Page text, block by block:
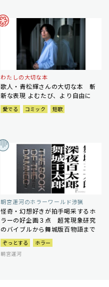
わたしの大切な本
歌人・青松輝さんの大切な本 斬
新な表現 よむたび、より自由に
愛でる コミック 短歌
朝宮運河のホラーワールド渉猟
怪奇・幻想好きが拍手喝采するホ
ラーの好企画３点 超常現象研究
のバイブルから舞城版百物語まで
ぞっとする
ホラー
朝宮運河